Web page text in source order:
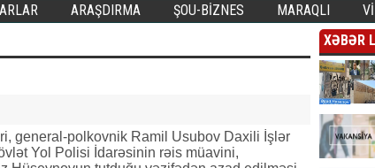
ARAŞDIRMA ŞOU-BİZNES MARAQLI
general-polkovnik Ramil Usubov Daxili İşlər
Yol Polisi İdarəsinin rəis müavini,
XƏBƏR